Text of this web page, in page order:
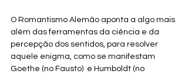
O Romantismo Alemão aponta a algo mais
além das ferramentas da ciência e da
percepção dos sentidos, para resolver
aquele enigma, como se manifestam
Goethe (no Fausto)  e Humboldt (no